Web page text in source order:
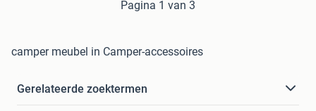
Pagina 1 van 3
camper meubel in Camper-accessoires
Gerelateerde zoektermen